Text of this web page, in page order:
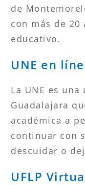
de
con más de 20
educativo.
UNE en
La UNE es
Guadalajara
académica a
continuar con
descuidar o
UFLP